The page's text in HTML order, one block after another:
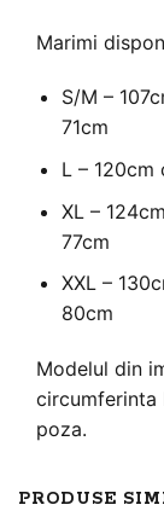
Marimi
S/M –
71cm
L – 120cm
XL –
77cm
XXL –
80cm
Modelul din
circumferinta
poza.
PRODUSE